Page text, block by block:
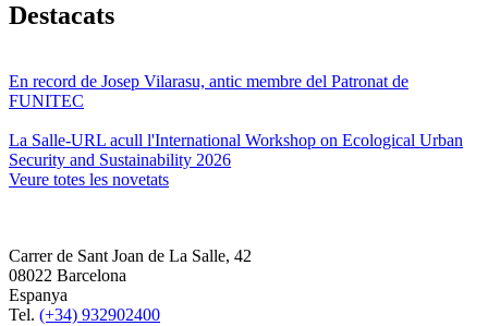
Destacats
En record de Josep Vilarasu, antic membre del Patronat de
FUNITEC
La Salle-URL acull l'International Workshop on Ecological Urban
Security and Sustainability 2026
Veure totes les novetats
Carrer de Sant Joan de La Salle, 42
08022 Barcelona
Espanya
Tel. (+34) 932902400